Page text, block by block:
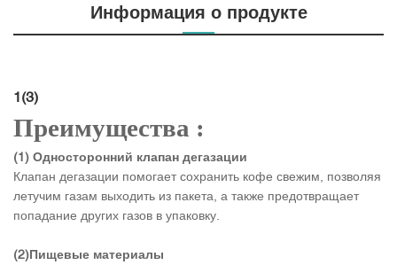
Информация о продукте
1(3)
Преимущества :
(1) Односторонний клапан дегазации
Клапан дегазации помогает сохранить кофе свежим, позволяя
летучим газам выходить из пакета, а также предотвращает
попадание других газов в упаковку.
(2)Пищевые материалы